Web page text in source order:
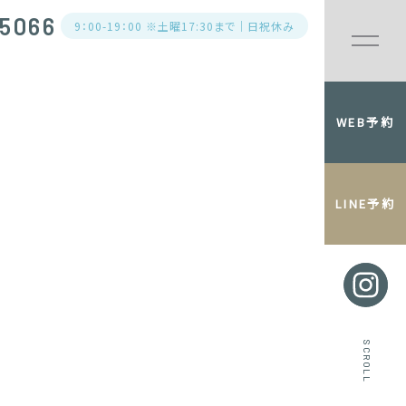
9：00-19：00 ※土曜17:30まで｜日祝休み
WEB予約
LINE予約
SCROLL